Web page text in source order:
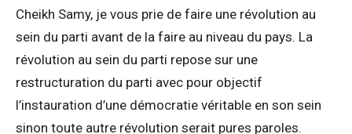
Cheikh Samy, je vous prie de faire une révolution au
sein du parti avant de la faire au niveau du pays. La
révolution au sein du parti repose sur une
restructuration du parti avec pour objectif
l’instauration d’une démocratie véritable en son sein
sinon toute autre révolution serait pures paroles.